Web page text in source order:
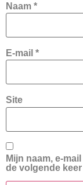
Naam *
E-mail *
Site
Mijn naam, e-
de volgende